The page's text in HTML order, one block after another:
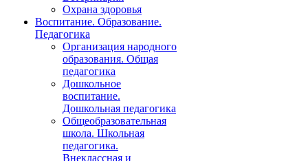
Охрана здоровья
Воспитание. Образование.
Педагогика
Организация народного
образования. Общая
педагогика
Дошкольное
воспитание.
Дошкольная педагогика
Общеобразовательная
школа. Школьная
педагогика.
Внеклассная и